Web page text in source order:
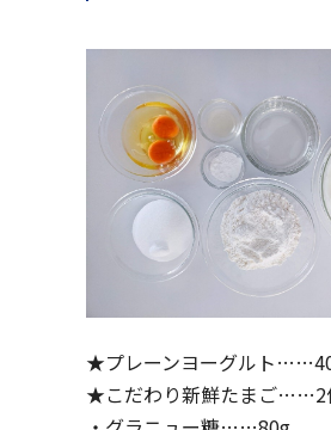
★プレーンヨーグルト
★こだわり新鮮たまご……2